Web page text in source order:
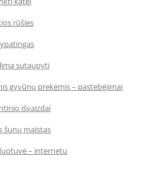
rūšies
sutaupyti
gyvūnų prekėmis – pastebėjimai
išvaizdai
šunų maistas
– internetu